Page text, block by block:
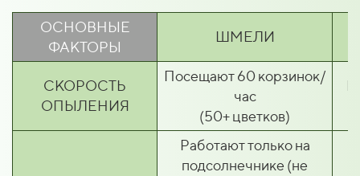
ОСНОВНЫЕ
ФАКТОРЫ
ШМЕЛИ
СКОРОСТЬ
ОПЫЛЕНИЯ
Посещают 60 корзинок/
час
(50+ цветков)
Работают только на
подсолнечнике (не